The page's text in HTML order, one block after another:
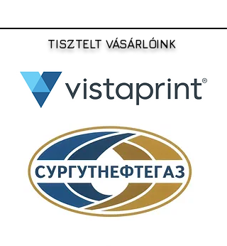
TISZTELT VÁSÁRLÓINK